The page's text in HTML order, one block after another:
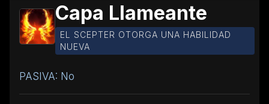
Capa Llameante
EL SCEPTER OTORGA UNA HABILIDAD
NUEVA
PASIVA: No